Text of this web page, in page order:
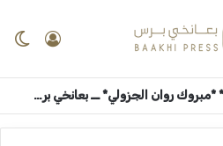
*شاهيناز القرشي تكتب ..* *مبروك روان الجزولي* ــ بعانخي برس